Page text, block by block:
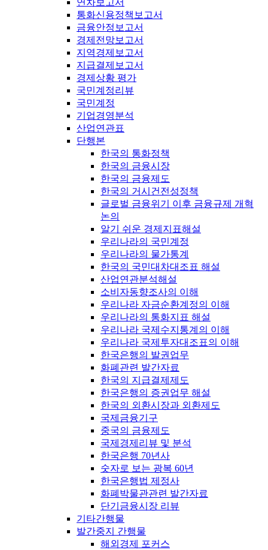
연차보고서
통화신용정책보고서
금융안정보고서
경제전망보고서
지역경제보고서
지급결제보고서
경제상황 평가
국민계정리뷰
국민계정
기업경영분석
산업연관표
단행본
한국의 통화정책
한국의 금융시장
한국의 금융제도
한국의 거시건전성정책
글로벌 금융위기 이후 금융규제 개혁
논의
알기 쉬운 경제지표해설
우리나라의 국민계정
우리나라의 물가통계
한국의 국민대차대조표 해설
산업연관분석해설
소비자동향조사의 이해
우리나라 자금순환계정의 이해
우리나라의 통화지표 해설
우리나라 국제수지통계의 이해
우리나라 국제투자대조표의 이해
한국은행의 발권업무
화폐관련 발간자료
한국의 지급결제제도
한국은행의 증권업무 해설
한국의 외환시장과 외환제도
국제금융기구
중국의 금융제도
국제경제리뷰 및 분석
한국은행 70년사
숫자로 보는 광복 60년
한국은행법 제정사
화폐박물관관련 발간자료
단기금융시장 리뷰
기타간행물
발간중지 간행물
해외경제 포커스